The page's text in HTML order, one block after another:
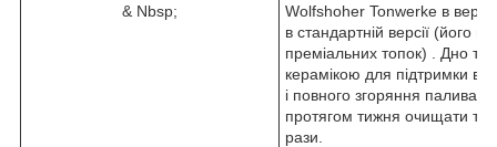
& Nbsp;
Wolfshoher Tonwerke в
в стандартній версії (його
преміальних топок) . Дно
керамікою для підтримки
і повного згоряння палива.
протягом тижня очищати
рази.